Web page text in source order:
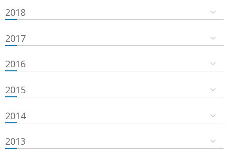
2018
2017
2016
2015
2014
2013